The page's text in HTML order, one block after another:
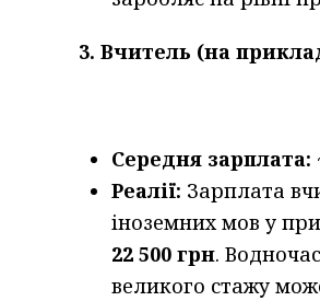
3. Вчитель (на
Середня зарплата:
Реалії: Зарплата
іноземних мов у
22 500 грн.
великого стажу